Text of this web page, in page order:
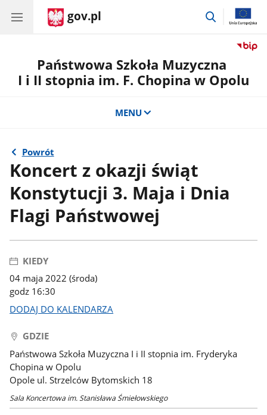
gov.pl
przejdź
Państwowa Szkoła Muzyczna
I i II stopnia im. F. Chopina w Opolu
MENU
Powrót
Koncert z okazji świąt
Konstytucji 3. Maja i Dnia
Flagi Państwowej
KIEDY
04 maja 2022 (środa)
godz 16:30
DODAJ DO KALENDARZA
GDZIE
Państwowa Szkoła Muzyczna I i II stopnia im. Fryderyka
Chopina w Opolu
Opole ul. Strzelców Bytomskich 18
Sala Koncertowa im. Stanisława Śmiełowskiego